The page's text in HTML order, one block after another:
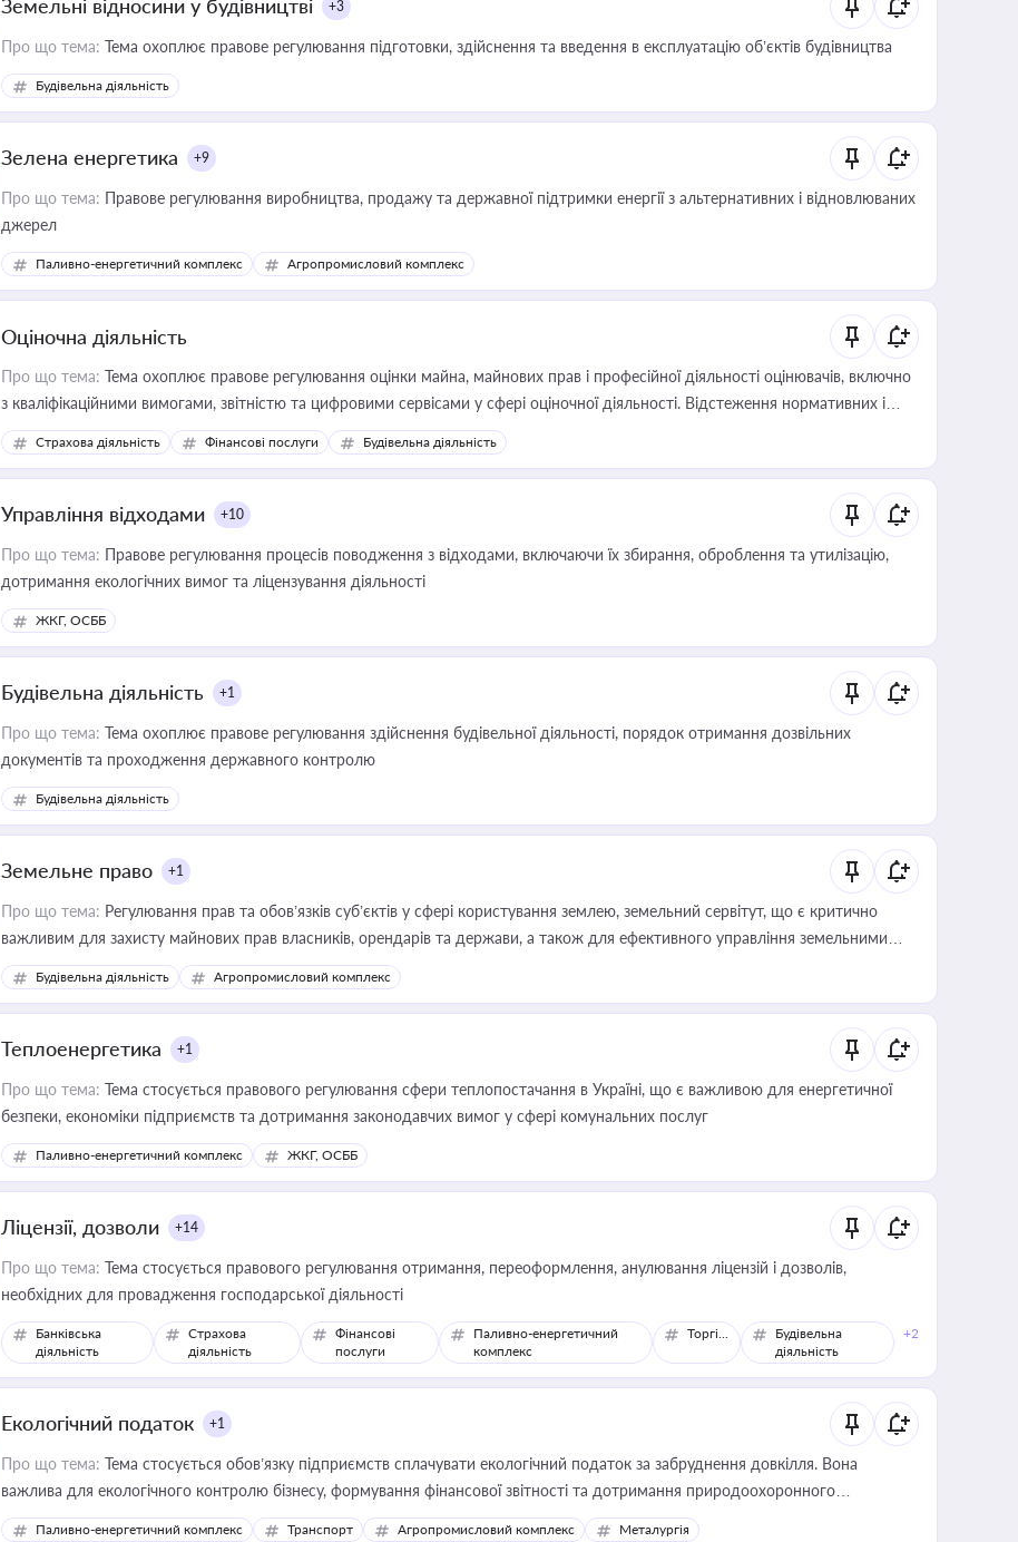
Земельні відносини у будівництві +3
Про що тема: Тема охоплює правове регулювання підготовки, здійснення та введення в експлуатацію об’єктів будівництва
Будівельна діяльність
Зелена енергетика +9
Про що тема: Правове регулювання виробництва, продажу та державної підтримки енергії з альтернативних і відновлюваних
джерел
Паливно-енергетичний комплекс Агропромисловий комплекс
Оціночна діяльність
Про що тема: Тема охоплює правове регулювання оцінки майна, майнових прав і професійної діяльності оцінювачів, включно
з кваліфікаційними вимогами, звітністю та цифровими сервісами у сфері оціночної діяльності. Відстеження нормативних і
медійних змін у цій сфері корисне для власника бізнесу, керівника, юриста або бухгалтера під час оподаткування,
приватизації, оренди державного майна, корпоративних угод і перевірки статусу суб'єктів оціночної діяльності
Страхова діяльність Фінансові послуги Будівельна діяльність
Управління відходами +10
Про що тема: Правове регулювання процесів поводження з відходами, включаючи їх збирання, оброблення та утилізацію,
дотримання екологічних вимог та ліцензування діяльності
ЖКГ, ОСББ
Будівельна діяльність +1
Про що тема: Тема охоплює правове регулювання здійснення будівельної діяльності, порядок отримання дозвільних
документів та проходження державного контролю
Будівельна діяльність
Земельне право +1
Про що тема: Регулювання прав та обов’язків суб’єктів у сфері користування землею, земельний сервітут, що є критично
важливим для захисту майнових прав власників, орендарів та держави, а також для ефективного управління земельними
ресурсами
Будівельна діяльність Агропромисловий комплекс
Теплоенергетика +1
Про що тема: Тема стосується правового регулювання сфери теплопостачання в Україні, що є важливою для енергетичної
безпеки, економіки підприємств та дотримання законодавчих вимог у сфері комунальних послуг
Паливно-енергетичний комплекс ЖКГ, ОСББ
Ліцензії, дозволи +14
Про що тема: Тема стосується правового регулювання отримання, переоформлення, анулювання ліцензій і дозволів,
необхідних для провадження господарської діяльності
Банківська
діяльність
Страхова
діяльність
Фінансові
послуги
Паливно-енергетичний
комплекс
Торгівля
Будівельна
діяльність
+2
Екологічний податок +1
Про що тема: Тема стосується обов’язку підприємств сплачувати екологічний податок за забруднення довкілля. Вона
важлива для екологічного контролю бізнесу, формування фінансової звітності та дотримання природоохоронного
законодавства
Паливно-енергетичний комплекс Транспорт Агропромисловий комплекс Металургія